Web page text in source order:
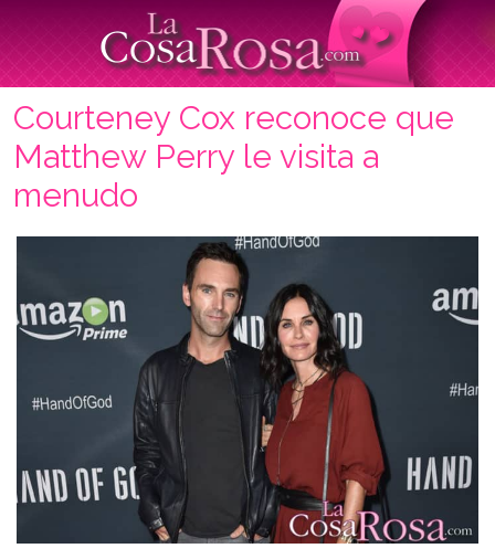
Courteney Cox reconoce que
Matthew Perry le visita a
menudo